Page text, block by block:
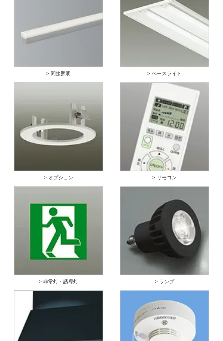
> 間接照明 > ベースライト
> オプション > リモコン
> 非常灯・誘導灯 > ランプ